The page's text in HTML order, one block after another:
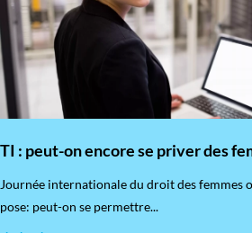
TI : peut-on encore se priver des
​Journée internationale du droit des femmes
pose: peut-on se permettre...